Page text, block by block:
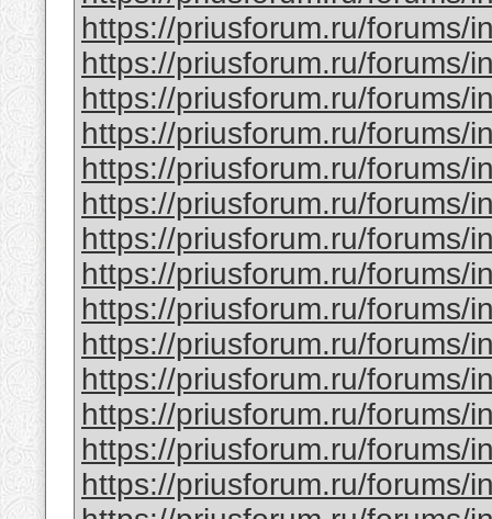
https://priusforum.ru/forums/
https://priusforum.ru/forums/
https://priusforum.ru/forums/
https://priusforum.ru/forums/
https://priusforum.ru/forums/
https://priusforum.ru/forums/
https://priusforum.ru/forums/
https://priusforum.ru/forums/
https://priusforum.ru/forums/
https://priusforum.ru/forums/
https://priusforum.ru/forums/
https://priusforum.ru/forums/
https://priusforum.ru/forums/
https://priusforum.ru/forums/